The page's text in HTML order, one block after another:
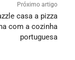
Próximo artigo
casa a pizza
com a cozinha
portuguesa